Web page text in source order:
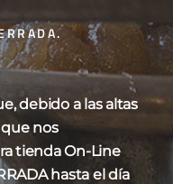
debido a las altas
nos
tienda On-Line
hasta el día